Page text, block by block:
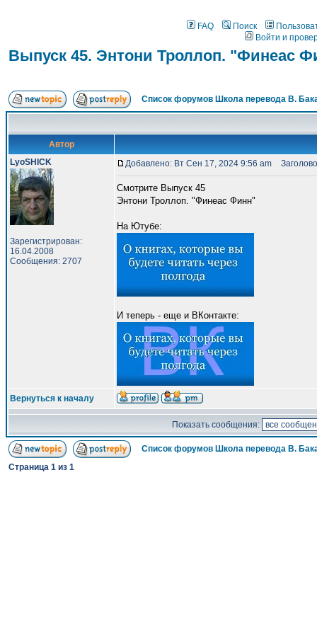
FAQ Поиск
Войти и
Выпуск 45. Энтони Троллоп. "Финеас
Список форумов Школа перевода В.
Автор
LyoSHICK
Зарегистрирован:
16.04.2008
Сообщения: 2707
Добавлено: Вт Сен 17, 2024 9:56 am
Смотрите Выпуск 45
Энтони Троллоп. "Финеас Финн"
На Ютубе:
И теперь - еще и ВКонтакте:
Вернуться к началу
Показать сообщения:
Список форумов Школа перевода В.
Страница 1 из 1